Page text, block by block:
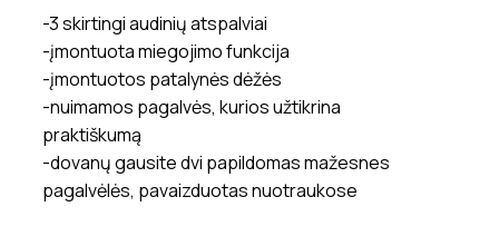
-3 skirtingi audinių atspalviai
-įmontuota miegojimo funkcija
-įmontuotos patalynės dėžės
-nuimamos pagalvės, kurios užtikrina
praktiškumą
-dovanų gausite dvi papildomas mažesnes
pagalvėlės, pavaizduotas nuotraukose